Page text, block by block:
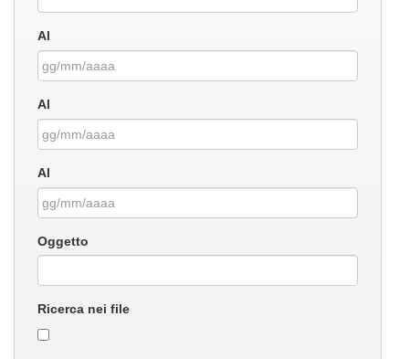
Al
Al
Al
Oggetto
Ricerca nei file